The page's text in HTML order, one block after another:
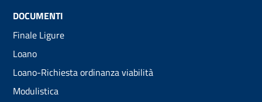
DOCUMENTI
Finale Ligure
Loano
Loano-Richiesta ordinanza viabilità
Modulistica